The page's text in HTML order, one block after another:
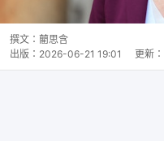
撰文： 藺思含
出版： 2026-06-21 19:01 更新：